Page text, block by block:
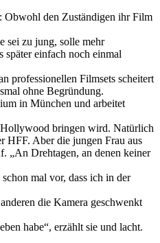
Obwohl den Zuständigen ihr Film
sei zu jung, solle mehr
später einfach noch einmal
professionellen Filmsets scheitert
ohne Begründung.
in München und arbeitet
Hollywood bringen wird. Natürlich
HFF. Aber die jungen Frau aus
„An Drehtagen, an denen keiner
mal vor, dass ich in der
die Kamera geschwenkt
habe“, erzählt sie und lacht.